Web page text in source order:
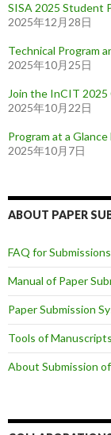
SISA 2025 Student
2025年12月28日
Technical Program
2025年10月25日
Join the InCIT
2025年10月22日
Program at a
2025年10月7日
ABOUT PAPER
FAQ for Submissions
Manual of Paper
Paper Submission
Tools of Manuscripts
About Submission